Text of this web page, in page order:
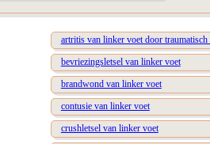
artritis van linker voet door traumatisch
bevriezingsletsel van linker voet
brandwond van linker voet
contusie van linker voet
crushletsel van linker voet